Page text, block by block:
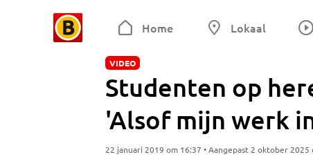
Home Lokaal
VIDEO
Studenten op
'Alsof mijn werk
22 januari 2019 om 16:37 • Aangepast 2 oktober 2025